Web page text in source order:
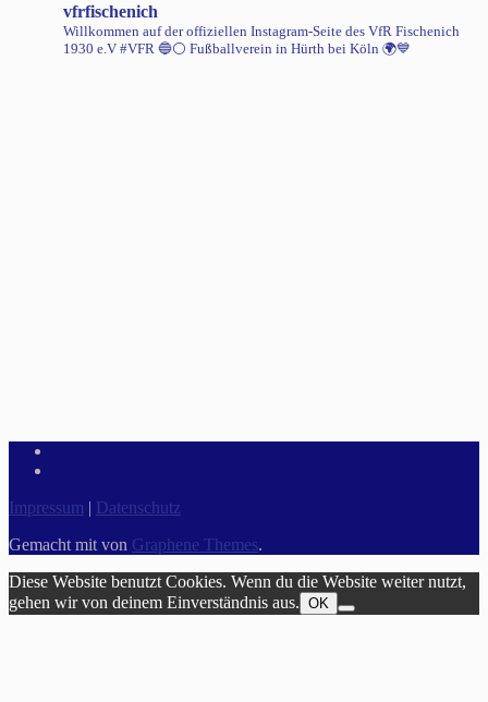
vfrfischenich
Willkommen auf der offiziellen Instagram-Seite des VfR Fischenich
1930 e.V #VFR 🔵⚪️ Fußballverein in Hürth bei Köln 🌍💙
Impressum | Datenschutz
Gemacht mit von Graphene Themes.
Diese Website benutzt Cookies. Wenn du die Website weiter nutzt,
gehen wir von deinem Einverständnis aus. OK